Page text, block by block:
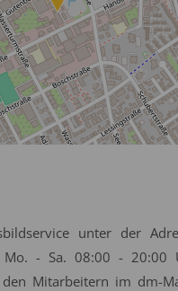
unter der
Mo. - Sa. 08:00 - 20:00
Mitarbeitern im dm-